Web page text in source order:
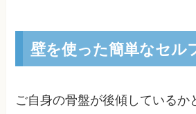
壁を使った簡単なセル
ご自身の骨盤が後傾しているか